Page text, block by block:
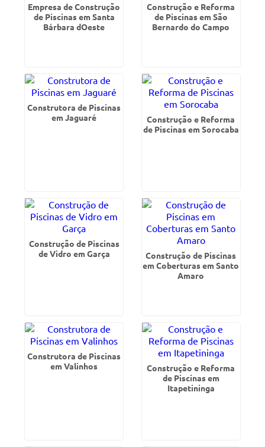
Empresa de Construção
de Piscinas em Santa
Bárbara dOeste
Construção e Reforma
de Piscinas em São
Bernardo do Campo
Construtora de Piscinas
em Jaguaré
Construção e Reforma
de Piscinas em Sorocaba
Construção de Piscinas
de Vidro em Garça
Construção de Piscinas
em Coberturas em Santo
Amaro
Construtora de Piscinas
em Valinhos
Construção e Reforma
de Piscinas em
Itapetininga